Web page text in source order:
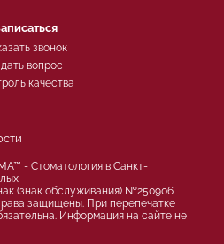
звонок
вопрос
качества
- Стоматология в Санкт-
(знак обслуживания) №250906
защищены. При перепечатке
Информация на сайте не